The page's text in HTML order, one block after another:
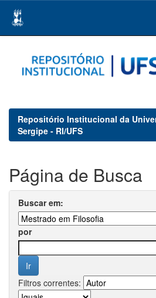
navigation
Repositório Institucional da
Sergipe - RI/UFS
Página de Busca
Buscar em:
por
Filtros correntes: